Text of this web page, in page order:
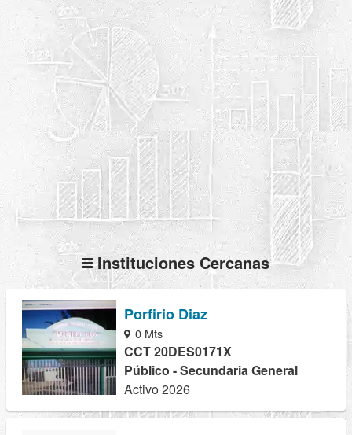
Instituciones Cercanas
Porfirio Diaz
0 Mts
CCT 20DES0171X
Público - Secundaria General
Activo 2026